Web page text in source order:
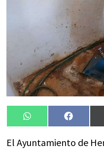
Compartir
en
WhatsApp
en
El Ayuntamiento de